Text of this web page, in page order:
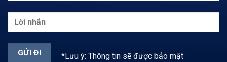
*Lưu ý: Thông tin sẽ được bảo mật